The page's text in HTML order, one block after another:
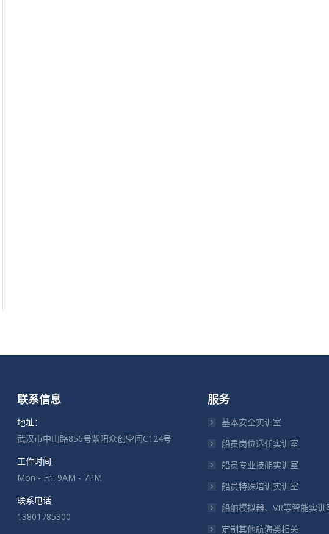
联系信息
地址：
武汉市中山路856号紫阳众创空间C124号
工作时间:
Mon - Fri: 9AM - 7PM
联系电话:
13801785300
服务
基本安全实训室
船员岗位适任实训室
船员专业技能实训室
船员特殊培训实训室
船舶模拟器、VR等智能实训
定制其他航海类相关